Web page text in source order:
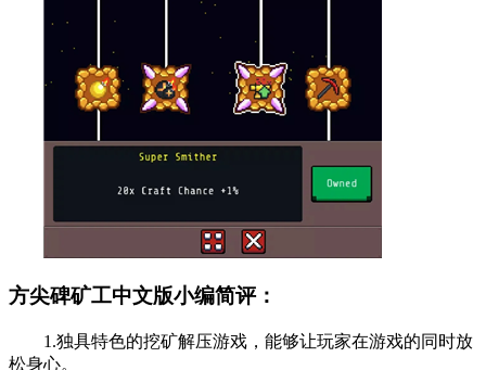
方尖碑矿工中文版小编简评：
1.独具特色的挖矿解压游戏，能够让玩家在游戏的同时放
松身心。